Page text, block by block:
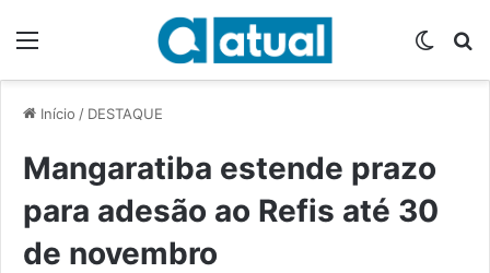
Início / DESTAQUE
Mangaratiba estende prazo
para adesão ao Refis até 30
de novembro